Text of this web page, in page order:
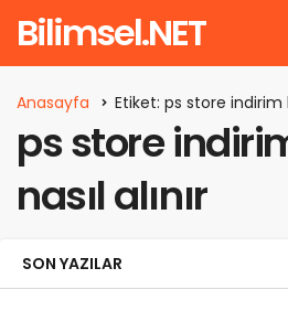
Bilimsel.NET
Anasayfa Etiket: ps store indirim
ps store
nasıl alınır
SON YAZILAR